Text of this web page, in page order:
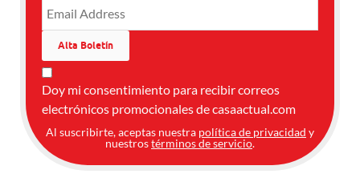
Doy mi consentimiento para recibir correos
electrónicos promocionales de casaactual.com
Al suscribirte, aceptas nuestra política de privacidad y
nuestrostérminos de servicio.